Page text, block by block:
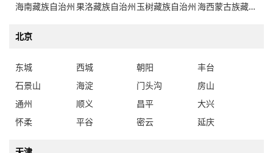
海南藏族自治州果洛藏族自治州玉树藏族自治州 海西蒙古族藏族自治州
北京
东城 西城 朝阳
丰台
石景山
海淀 门头沟
房山
通州
顺义 昌平
大兴
怀柔
平谷 密云 延庆